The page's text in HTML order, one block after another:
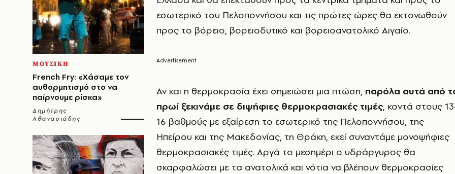
ΜΟΥΣΙΚΗ
French Fry: «Χάσαμε τον
αυθορμητισμό στο να
παίρνουμε ρίσκα»
Δημήτρης
Αθανασιάδης
εσωτερικό του Πελοποννήσου και τις πρώτες ώρες θα εκτονωθούν
προς το βόρειο, βορειοδυτικό και βορειοανατολικό Αιγαίο.
Αν και η θερμοκρασία έχει σημειώσει μια πτώση, παρόλα αυτά από
πρωί ξεκινάμε σε διψήφιες θερμοκρασιακές τιμές, κοντά στους
16 βαθμούς με εξαίρεση το εσωτερικό της Πελοποννήσου, της
Ηπείρου και της Μακεδονίας, τη Θράκη, εκεί συναντάμε μονοψήφιες
θερμοκρασιακές τιμές. Αργά το μεσημέρι ο υδράργυρος θα
σκαρφαλώσει με τα ανατολικά και νότια να βλέπουν θερμοκρασίες